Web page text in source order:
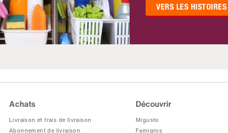
VERS LES HISTOIRES
Achats
Livraison et frais de livraison
Abonnement de livraison
Découvrir
Migusto
Famigros